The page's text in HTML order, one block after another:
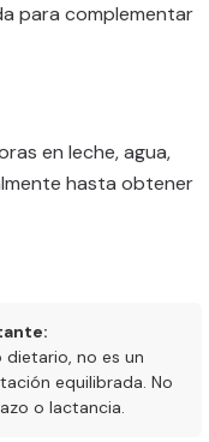
para complementar
en leche, agua,
hasta obtener
no es un
equilibrada. No
o lactancia.